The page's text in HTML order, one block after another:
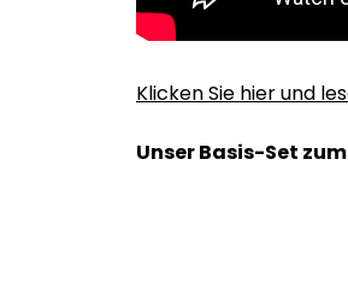
Klicken Sie hier und
Unser Basis-Set